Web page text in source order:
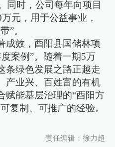
同时，公司每年向项目
元，用于公益事业，
”。
成效，酉阳县国储林项
案例”。随着一期5万
条绿色发展之路正越走
产业兴、百姓富的有机
赋能基层治理的“酉阳方
复制、可推广的经验。
责任编辑：徐力超